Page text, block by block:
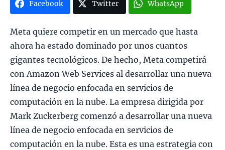
Facebook Twitter WhatsApp
Meta quiere competir en un mercado que hasta
ahora ha estado dominado por unos cuantos
gigantes tecnológicos. De hecho, Meta competirá
con Amazon Web Services al desarrollar una nueva
línea de negocio enfocada en servicios de
computación en la nube. La empresa dirigida por
Mark Zuckerberg comenzó a desarrollar una nueva
línea de negocio enfocada en servicios de
computación en la nube. Esta es una estrategia con